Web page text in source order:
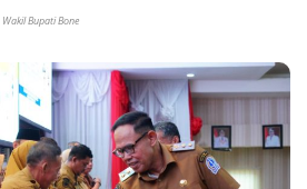
Wakil Bupati Bone